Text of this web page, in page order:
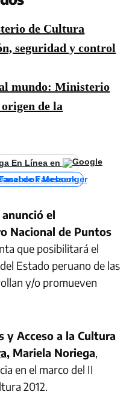
de Cultura
seguridad y control
mundo: Ministerio
de la
En Línea en
de Facebook
anunció el
Nacional de Puntos
que posibilitará el
Estado peruano de las
y/o promueven
y Acceso a la Cultura
, Mariela Noriega,
en el marco del II
2012.